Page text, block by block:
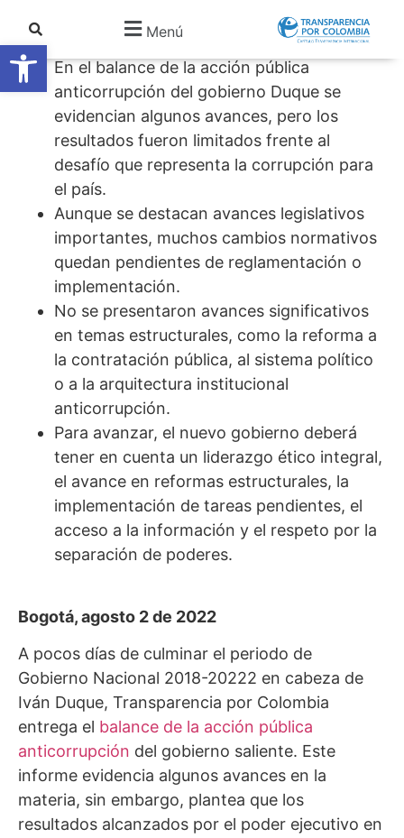
Abrir barra de herramientas
Menú
Comunicado #14
En el balance de la acción pública
anticorrupción del gobierno Duque se
evidencian algunos avances, pero los
resultados fueron limitados frente al
desafío que representa la corrupción para
el país.
Aunque se destacan avances legislativos
importantes, muchos cambios normativos
quedan pendientes de reglamentación o
implementación.
No se presentaron avances significativos
en temas estructurales, como la reforma a
la contratación pública, al sistema político
o a la arquitectura institucional
anticorrupción.
Para avanzar, el nuevo gobierno deberá
tener en cuenta un liderazgo ético integral,
el avance en reformas estructurales, la
implementación de tareas pendientes, el
acceso a la información y el respeto por la
separación de poderes.
Bogotá, agosto 2 de 2022
A pocos días de culminar el periodo de
Gobierno Nacional 2018-20222 en cabeza de
Iván Duque, Transparencia por Colombia
entrega el balance de la acción pública
anticorrupción del gobierno saliente. Este
informe evidencia algunos avances en la
materia, sin embargo, plantea que los
resultados alcanzados por el poder ejecutivo en